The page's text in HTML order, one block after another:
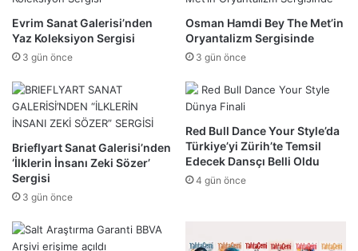
Evrim Sanat Galerisi’nden
Yaz Koleksiyon Sergisi
3 gün önce
Osman Hamdi Bey The Met’in
Oryantalizm Sergisinde
3 gün önce
Brieflyart Sanat Galerisi’nden
‘İlklerin İnsanı Zeki Sözer’
Sergisi
3 gün önce
Red Bull Dance Your Style’da
Türkiye’yi Zürih’te Temsil
Edecek Dansçı Belli Oldu
4 gün önce